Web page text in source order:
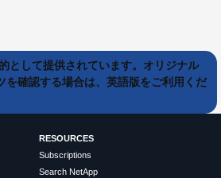
として提供されています。オリジナル
確認する場合は、英語版をご利用くだ
RESOURCES
Subscriptions
Search NetApp